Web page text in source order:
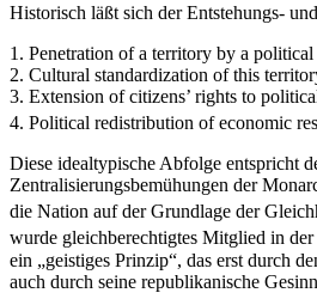
Historisch läßt sich der Entstehungs-
1. Penetration of a territory by a
2. Cultural standardization of this
3. Extension of citizens’ rights to
4. Political redistribution of economic
Diese idealtypische Abfolge entspricht
Zentralisierungsbemühungen der
die Nation auf der Grundlage der
wurde gleichberechtigtes Mitglied in
ein „geistiges Prinzip“, das erst durch
auch durch seine republikanische